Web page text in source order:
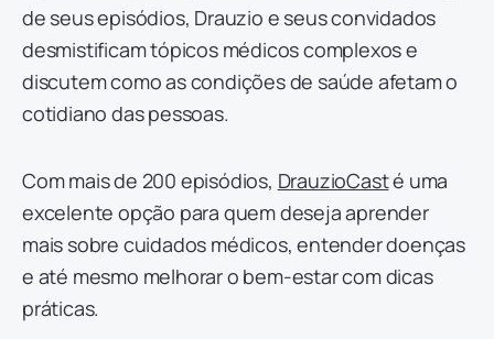
de seus episódios, Drauzio e seus convidados
desmistificam tópicos médicos complexos e
discutem como as condições de saúde afetam o
cotidiano das pessoas.
Com mais de 200 episódios, DrauzioCasté uma
excelente opção para quem deseja aprender
mais sobre cuidados médicos, entender doenças
e até mesmo melhorar o bem-estar com dicas
práticas.